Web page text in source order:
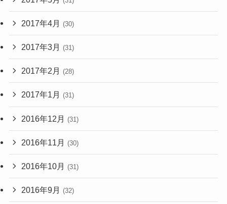
2017年4月 (30)
2017年3月 (31)
2017年2月 (28)
2017年1月 (31)
2016年12月 (31)
2016年11月 (30)
2016年10月 (31)
2016年9月 (32)